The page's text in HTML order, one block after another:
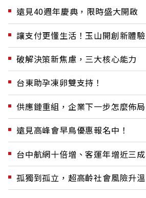
遠見40週年慶典，限時盛大開啟
讓支付更懂生活！玉山開創新體驗
破解決策新焦慮，三大核心能力
台東助孕凍卵雙支持！
供應鏈重組，企業下一步怎麼佈局
遠見高峰會早鳥優惠報名中！
台中航網十倍增、客運年增近三成
孤獨到孤立，超高齡社會風險升溫